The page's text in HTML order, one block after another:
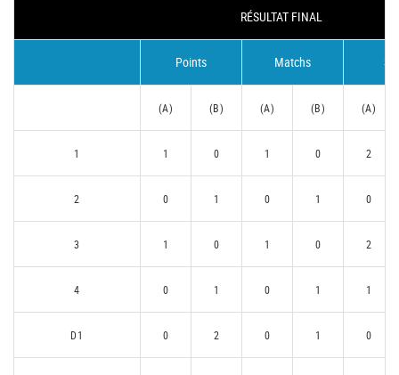
RÉSULTAT FINAL
Points Matchs
(A) (B) (A) (B) (A)
1 1 0 1 0 2
2 0 1 0 1 0
3 1 0 1 0 2
4 0 1 0 1 1
D1 0 2 0 1 0